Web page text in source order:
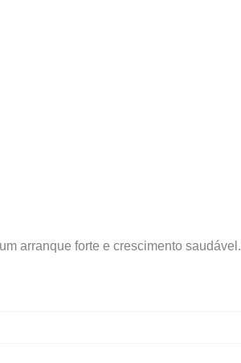
arranque forte e crescimento saudável.